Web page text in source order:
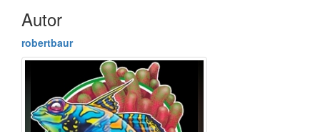
Autor
robertbaur